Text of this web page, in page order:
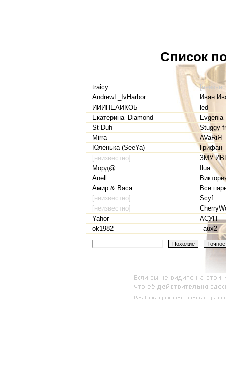
Список
traicy
AndrewL_IvHarbor
Иван
ИИИПЕАИКОЬ
led
Екатерина_Diamond
Evgenia
St Duh
Stuggy
Mirra
AVaRiЯ
Юленька (SeeYa)
Грифан
[неизвестно]
ЗМУ
Морд@
Ilua
Anell
Амир & Вася
Все
[неизвестно]
Scyf
[неизвестно]
Yahor
АСУП
ok1982
_aux2